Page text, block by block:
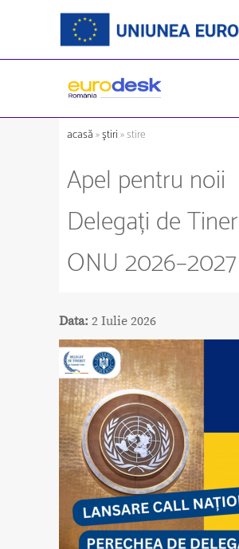
acasă»ştiri» stire
Apel pentru noii
Delegați de
ONU 2026–2027
Data: 2 Iulie 2026